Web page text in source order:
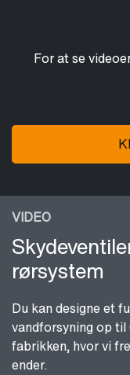
For at se
VIDEO
rørsystem
Du kan designe et
vandforsyning op til
fabrikken, hvor vi
ender.